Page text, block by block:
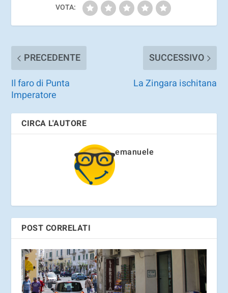
VOTA:
PRECEDENTE
Il faro di Punta
Imperatore
SUCCESSIVO
La Zingara ischitana
CIRCA L'AUTORE
emanuele
POST CORRELATI